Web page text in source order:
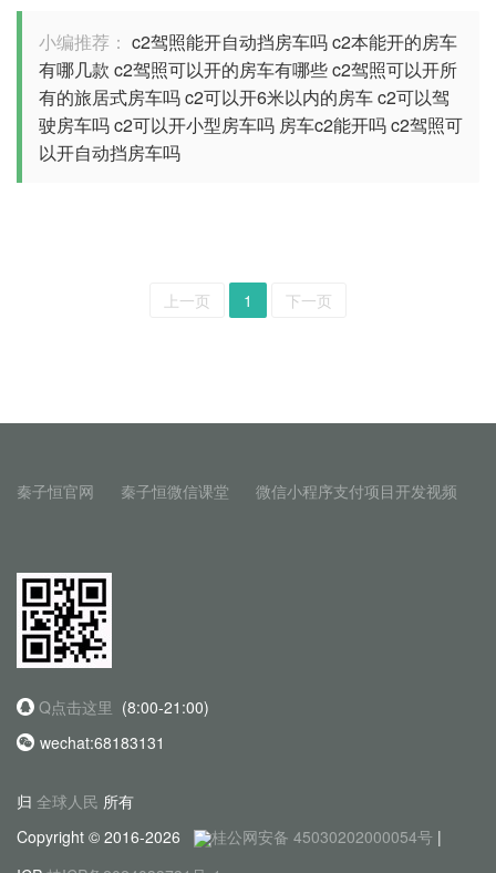
小编推荐： c2驾照能开自动挡房车吗c2本能开的房车
有哪几款 c2驾照可以开的房车有哪些c2驾照可以开所
有的旅居式房车吗c2可以开6米以内的房车c2可以驾
驶房车吗c2可以开小型房车吗 房车c2能开吗c2驾照可
以开自动挡房车吗
上一页 1 下一页
秦子恒官网 秦子恒微信课堂 微信小程序支付项目开发视频
Q点击这里 (8:00-21:00)
wechat:68183131
归 全球人民 所有
Copyright © 2016-2026
桂公网安备 45030202000054号 |